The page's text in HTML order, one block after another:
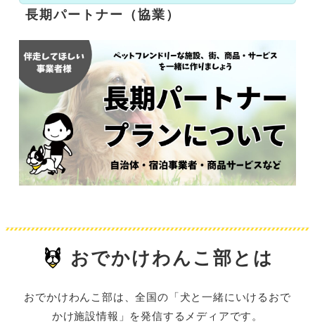
長期パートナー（協業）
おでかけわんこ部とは
おでかけわんこ部は、全国の「犬と一緒にいけるおで
かけ施設情報」を発信するメディアです。